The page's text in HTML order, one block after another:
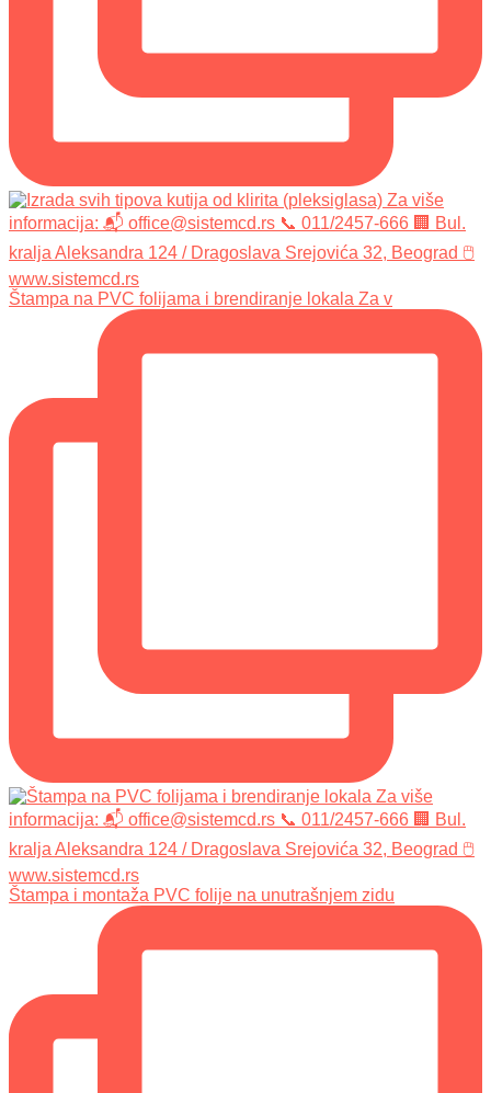
Štampa na PVC folijama i brendiranje lokala Za v
Štampa i montaža PVC folije na unutrašnjem zidu